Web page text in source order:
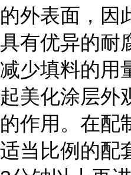
的外表面，因
具有优异的耐
减少填料的用
起美化涂层外
的作用。在配
适当比例的配